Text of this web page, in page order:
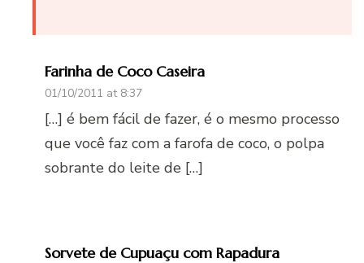
Farinha de Coco Caseira
01/10/2011 at 8:37
[…] é bem fácil de fazer, é o mesmo processo
que você faz com a farofa de coco, o polpa
sobrante do leite de […]
Sorvete de Cupuaçu com Rapadura